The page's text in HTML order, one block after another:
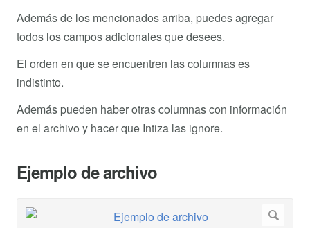
Además de los mencionados arriba, puedes agregar
todos los campos adicionales que desees.
El orden en que se encuentren las columnas es
indistinto.
Además pueden haber otras columnas con información
en el archivo y hacer que Intiza las ignore.
Ejemplo de archivo